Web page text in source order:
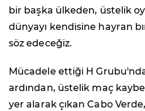
bir başka ülkeden, üstelik
dünyayı kendisine hayran
söz edeceğiz.
Mücadele ettiği H
ardından, üstelik maç
yer alarak çıkan Cabo